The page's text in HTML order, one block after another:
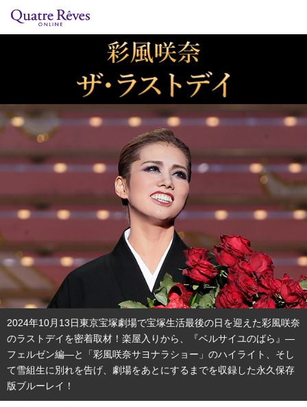
2024年10月13日東京宝塚劇場で宝塚生活最後の日を迎えた彩風咲奈
のラストデイを密着取材！楽屋入りから、『ベルサイユのばら』―
フェルゼン編―と「彩風咲奈サヨナラショー」のハイライト、そし
て雪組生に別れを告げ、劇場をあとにするまでを収録した永久保存
版ブルーレイ！
検索
組コレクション
BD・DVD・CD
ブック
店舗情報
タカラヅカ オフィシャルグッズ&サービス
キャトルレーヴ オンライン
タカラヅカ・スカイ・ステージ